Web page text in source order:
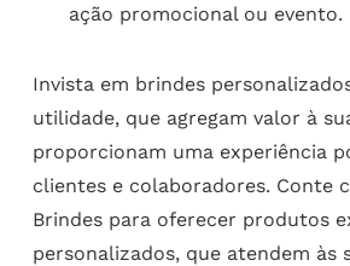
ação promocional ou evento.
Invista em brindes
utilidade, que agregam valor à
proporcionam uma experiência
clientes e colaboradores. Conte
Brindes para oferecer produtos
personalizados, que atendem às